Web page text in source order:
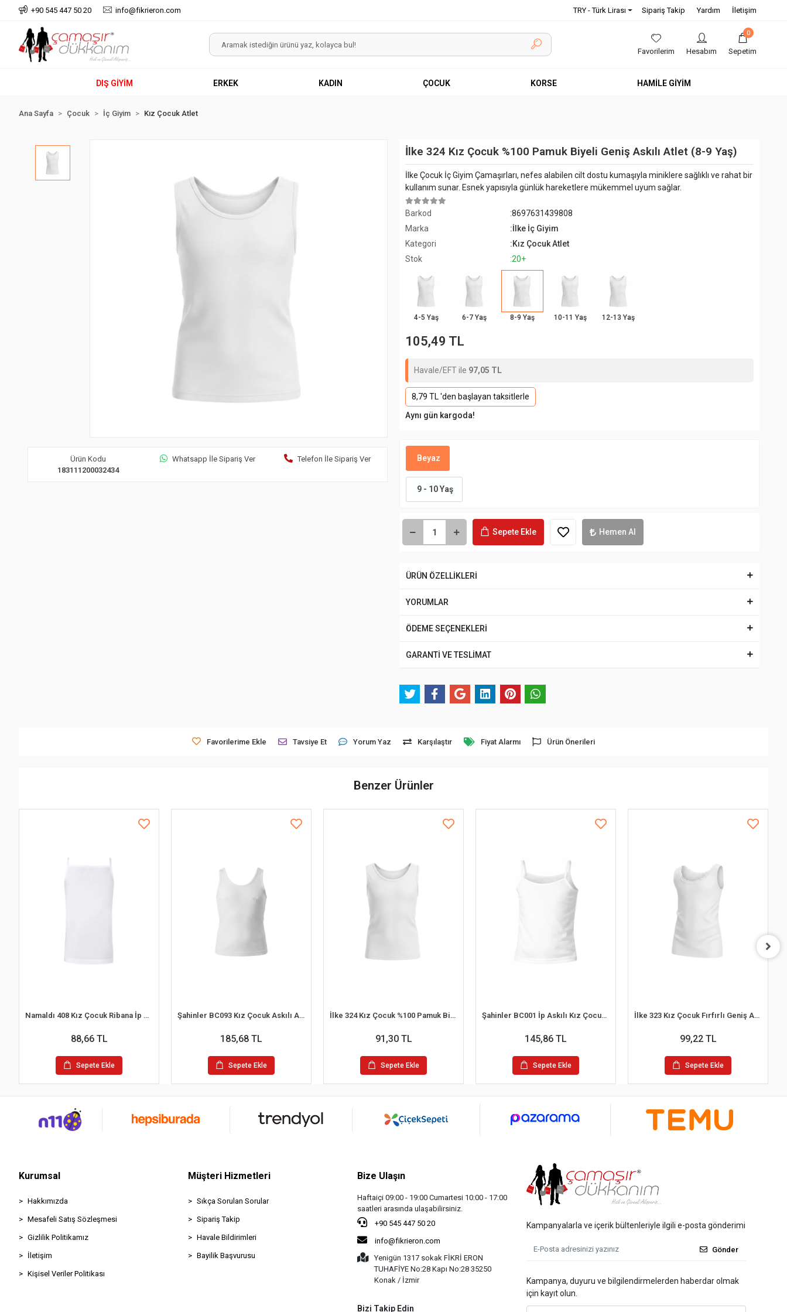
+90 545 447 50 20 info@fikrieron.com TRY - Türk Lirası Sipariş Takip Yardım İletişim
Favorilerim Hesabım
0
Sepetim
DIŞ GİYİM ERKEK KADIN ÇOCUK KORSE HAMİLE GİYİM
Ana Sayfa Çocuk İç Giyim Kız Çocuk Atlet
Ürün Kodu
183111200032434
Whatsapp İle Sipariş Ver Telefon İle Sipariş Ver
İlke 324 Kız Çocuk %100 Pamuk Biyeli Geniş Askılı Atlet (8-9 Yaş)
İlke Çocuk İç Giyim Çamaşırları, nefes alabilen cilt dostu kumaşıyla miniklere sağlıklı ve rahat bir
kullanım sunar. Esnek yapısıyla günlük hareketlere mükemmel uyum sağlar.
Barkod
:8697631439808
Marka
:İlke İç Giyim
Kategori
:Kız Çocuk Atlet
Stok
:20+
4-5 Yaş 6-7 Yaş 8-9 Yaş 10-11 Yaş 12-13 Yaş
105,49 TL
Havale/EFT ile 97,05 TL
8,79 TL 'den başlayan taksitlerle
Aynı gün kargoda!
Beyaz
9 - 10 Yaş
Sepete Ekle Hemen Al
ÜRÜN ÖZELLİKLERİ
YORUMLAR
ÖDEME SEÇENEKLERİ
GARANTİ VE TESLİMAT
Favorilerime Ekle Tavsiye Et Yorum Yaz Karşılaştır Fiyat Alarmı Ürün Önerileri
Benzer Ürünler
Namaldı 408 Kız Çocuk Ribana İp Askılı Atlet
88,66 TL
Sepete Ekle
Şahinler BC093 Kız Çocuk Askılı Atlet (8-9 Yaş)
185,68 TL
Sepete Ekle
İlke 324 Kız Çocuk %100 Pamuk Biyeli Geniş Askılı Atlet (4-5 Yaş)
91,30 TL
Sepete Ekle
Şahinler BC001 İp Askılı Kız Çocuk Atlet (6-7 Yaş)
145,86 TL
Sepete Ekle
İlke 323 Kız Çocuk Fırfırlı Geniş Askılı Garson Boy Atlet (12-13 Yaş)
99,22 TL
Sepete Ekle
Kurumsal
Hakkımızda
Mesafeli Satış Sözleşmesi
Gizlilik Politikamız
İletişim
Kişisel Veriler Politikası
Müşteri Hizmetleri
Sıkça Sorulan Sorular
Sipariş Takip
Havale Bildirimleri
Bayilik Başvurusu
Bize Ulaşın
Haftaiçi 09:00 - 19:00 Cumartesi 10:00 - 17:00
saatleri arasında ulaşabilirsiniz.
+90 545 447 50 20
info@fikrieron.com
Yenigün 1317 sokak FİKRİ ERON
TUHAFİYE No:28 Kapı No:28 35250
Konak / İzmir
Bizi Takip Edin
Kampanyalarla ve içerik bültenleriyle ilgili e-posta gönderimi
Gönder
Kampanya, duyuru ve bilgilendirmelerden haberdar olmak
için kayıt olun.